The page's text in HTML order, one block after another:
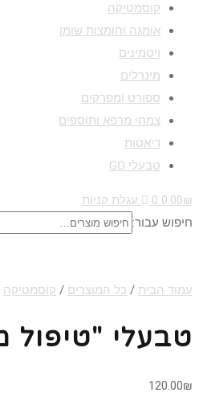
קוסמטיקה
אומגה וחומצות שומן
ויטמינים
מינרלים
ספורט ומפרקים
צמחי מרפא ותוספים
דיאטות
טבעלי GO
0.00₪
0
עגלת קניות
חיפוש עבור:
עמוד הבית / כל המוצרים / קוסמטיקה
טבעלי
120.00₪